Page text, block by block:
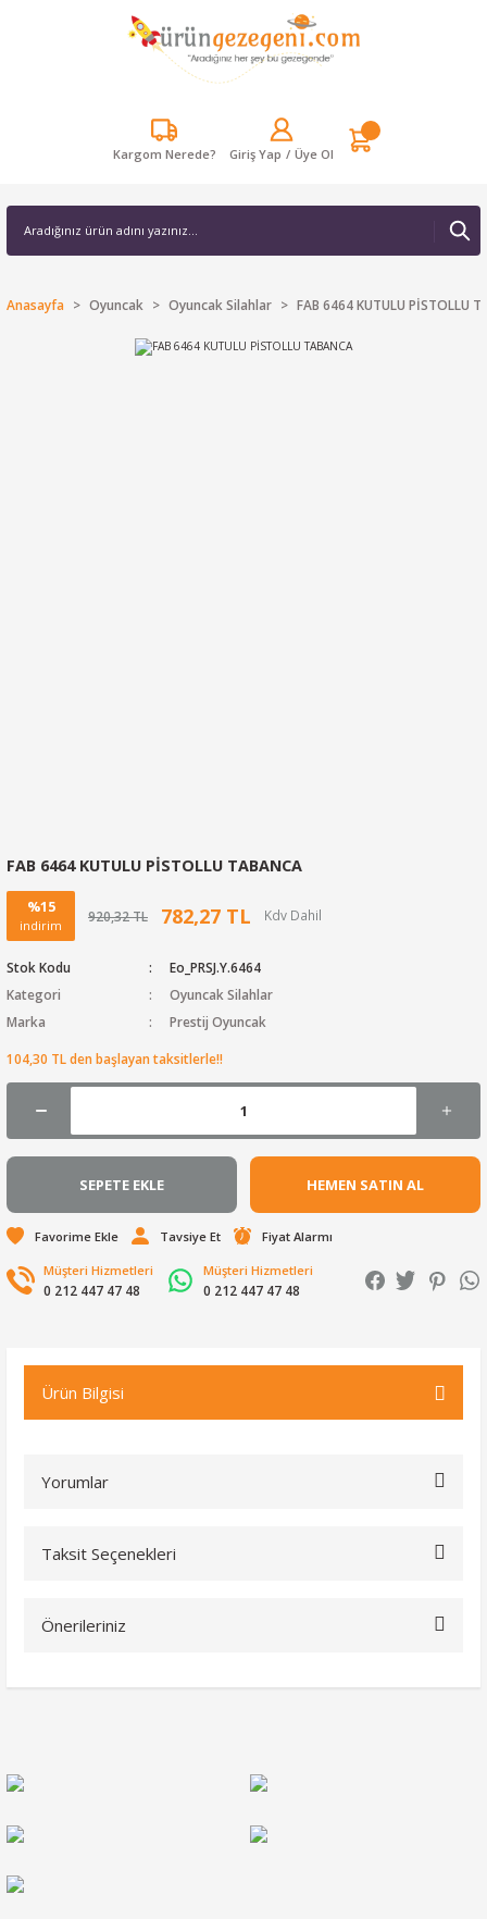
Kargom Nerede? Giriş Yap / Üye Ol
Anasayfa Oyuncak Oyuncak Silahlar FAB 6464 KUTULU PİSTOLLU
FAB 6464 KUTULU PİSTOLLU TABANCA
%15
indirim
920,32 TL 782,27 TL
Stok Kodu
Eo_PRSJ.Y.6464
Kategori
Oyuncak Silahlar
Marka
Prestij Oyuncak
104,30 TL den başlayan taksitlerle!!
SEPETE EKLE HEMEN SATIN AL
Tavsiye Et Fiyat Alarmı
Müşteri Hizmetleri
0 212 447 47 48
Müşteri Hizmetleri
0 212 447 47 48
Ürün Bilgisi
Yorumlar
Taksit Seçenekleri
Önerileriniz
Ürün resmi kalitesiz, bozuk veya görüntülenemiyor.
Ürün açıklamasında eksik bilgiler bulunuyor.